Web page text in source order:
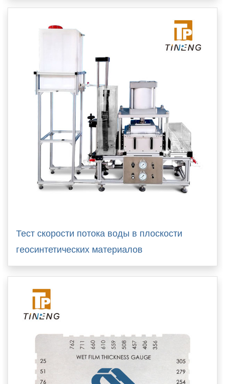
Тест скорости потока воды в плоскости
геосинтетических материалов